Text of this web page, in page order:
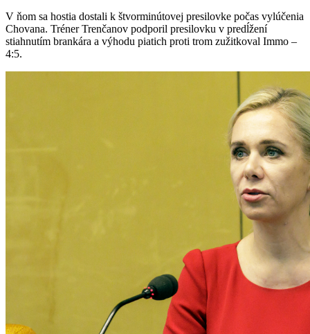
V ňom sa hostia dostali k štvorminútovej presilovke počas vylúčenia
Chovana. Tréner Trenčanov podporil presilovku v predĺžení
stiahnutím brankára a výhodu piatich proti trom zužitkoval Immo –
4:5.